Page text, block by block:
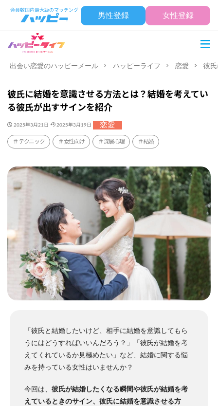
男性登録 女性登録
出会い恋愛のハッピーメール ハッピーライフ 恋愛 彼
彼氏に結婚を意識させる方法とは？結婚を考えてい
る彼氏が出すサインを紹介
2025年3月21日 2025年3月19日 恋愛
テクニック 女性向け 深層心理 結婚
「彼氏と結婚したいけど、相手に結婚を意識してもら
うにはどうすればいいんだろう？」「彼氏が結婚を考
えてくれているか見極めたい」など、結婚に関する悩
みを持っている女性はいませんか？
今回は、 彼氏が結婚したくなる瞬間や彼氏が結婚を考
えているときのサイン、彼氏に結婚を意識させる方